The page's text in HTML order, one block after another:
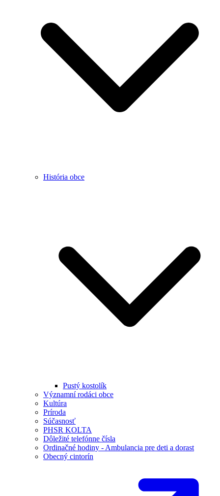
História obce
Pustý kostolík
Významní rodáci obce
Kultúra
Príroda
Súčasnosť
PHSR KOLTA
Dôležité telefónne čísla
Ordinačné hodiny - Ambulancia pre deti a dorast
Obecný cintorín